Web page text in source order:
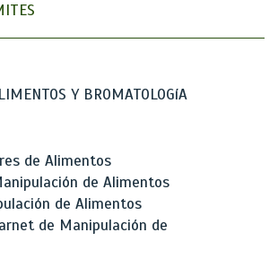
Y BROMATOLOGíA
de Alimentos
de Alimentos
de Alimentos
de Manipulación de